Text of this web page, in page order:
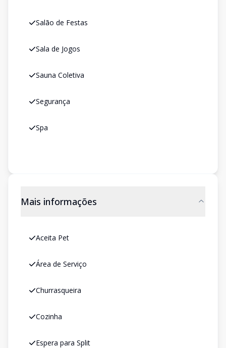
Salão de Festas
Sala de Jogos
Sauna Coletiva
Segurança
Spa
Mais informações
Aceita Pet
Área de Serviço
Churrasqueira
Cozinha
Espera para Split